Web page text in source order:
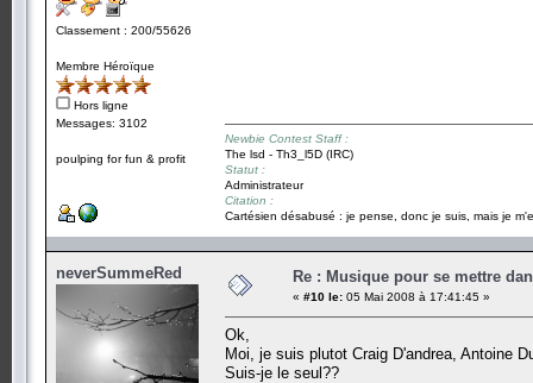
Classement : 200/55626
Membre Héroïque
Hors ligne
Messages: 3102
poulping for fun & profit
Newbie Contest Staff :
The lsd - Th3_l5D (IRC)
Statut :
Administrateur
Citation :
Cartésien désabusé : je pense, donc je suis, mais je
neverSummeRed Re : Musique pour se mettre
« #10 le: 05 Mai 2008 à 17:41:45 »
Ok,
Moi, je suis plutot Craig D'andrea, Antoine
Suis-je le seul??